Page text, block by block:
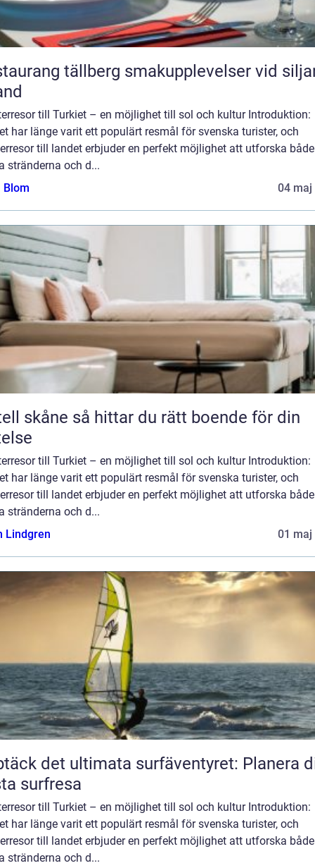
tällberg smakupplevelser vid siljans
till Turkiet – en möjlighet till sol och kultur Introduktion:
har länge varit ett populärt resmål för svenska turister, och
till landet erbjuder en perfekt möjlighet att utforska
stränderna och d...
Blom
04 maj
hittar du rätt boende för din
till Turkiet – en möjlighet till sol och kultur Introduktion:
har länge varit ett populärt resmål för svenska turister, och
till landet erbjuder en perfekt möjlighet att utforska
stränderna och d...
Lindgren
01 maj
det ultimata surfäventyret: Planera
surfresa
till Turkiet – en möjlighet till sol och kultur Introduktion:
har länge varit ett populärt resmål för svenska turister, och
till landet erbjuder en perfekt möjlighet att utforska
stränderna och d...